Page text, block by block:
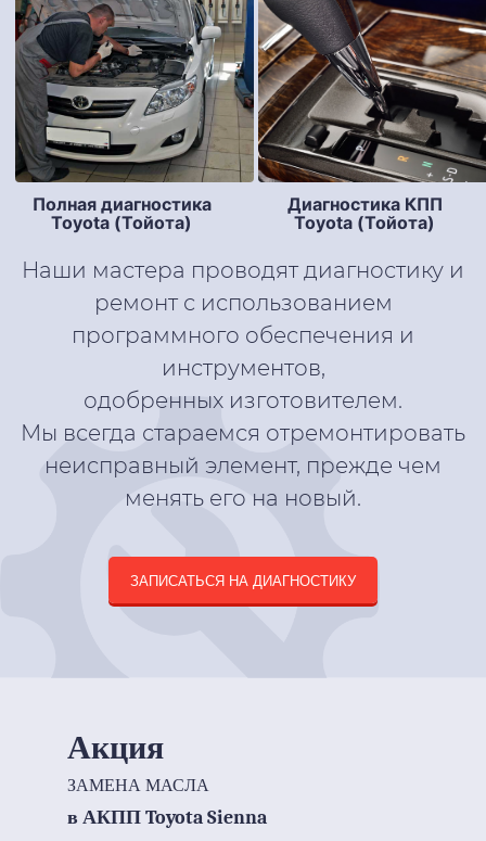
Полная диагностика
Toyota (Тойота)
Диагностика КПП
Toyota (Тойота)
Наши мастера проводят диагностику и
ремонт с использованием
программного обеспечения и
инструментов,
одобренных изготовителем.
Мы всегда стараемся отремонтировать
неисправный элемент, прежде чем
менять его на новый.
ЗАПИСАТЬСЯ НА ДИАГНОСТИКУ
Акция
ЗАМЕНА МАСЛА
в АКПП Toyota Sienna